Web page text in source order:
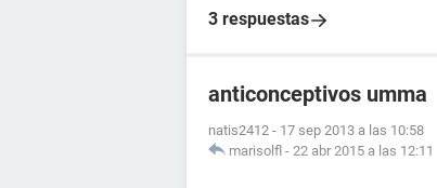
3 respuestas
anticonceptivos umma
natis2412 - 17 sep 2013 a las 10:58
marisolfl - 22 abr 2015 a las 12:11